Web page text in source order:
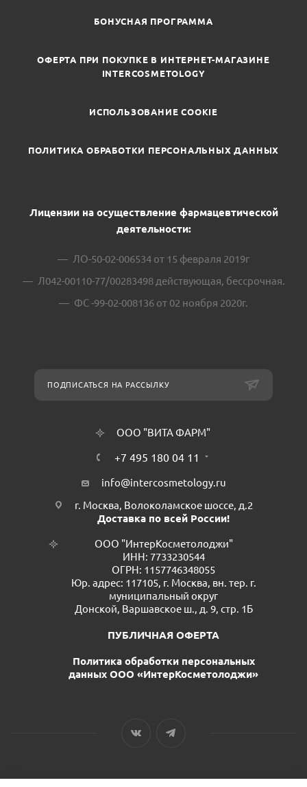
БОНУСНАЯ ПРОГРАММА
ОФЕРТА ПРИ ПОКУПКЕ В ИНТЕРНЕТ-МАГАЗИНЕ
INTERCOSMETOLOGY
ИСПОЛЬЗОВАНИЕ COOKIE
ПОЛИТИКА ОБРАБОТКИ ПЕРСОНАЛЬНЫХ ДАННЫХ
Лицензии на осуществление фармацевтической
деятельности:
ЛО-50-02-006534 от 15 февраля 2019г
Л042-00110-77/00283498 действующая, бессрочная.
ФС -99-02-008136 от 02 ноября 2020г.
ПОДПИСАТЬСЯ НА РАССЫЛКУ
ООО "ВИТА ФАРМ"
+7 495 180 04 11
info@intercosmetology.ru
г. Москва, Волоколамское шоссе, д.2
Доставка по всей России!
ООО "ИнтерКосметолоджи"
ИНН: 7733230544
ОГРН: 1157746348055
Юр. адрес: 117105, г. Москва, вн. тер. г.
муниципальный округ
Донской, Варшавское ш., д. 9, стр. 1Б
ПУБЛИЧНАЯ ОФЕРТА
Политика обработки персональных
данных ООО «ИнтерКосметолоджи»